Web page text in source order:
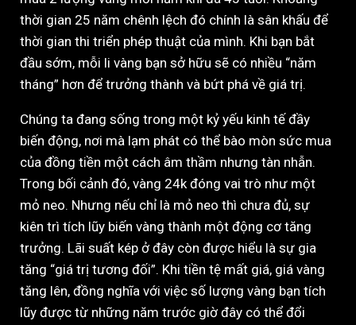
thời gian 25 năm chênh lệch đó chính là sân khấu để
thời gian thi triển phép thuật của mình. Khi bạn bắt
đầu sớm, mỗi li vàng bạn sở hữu sẽ có nhiều “năm
tháng” hơn để trưởng thành và bứt phá về giá trị.
Chúng ta đang sống trong một kỷ yếu kinh tế đầy
biến động, nơi mà lạm phát có thể bào mòn sức mua
của đồng tiền một cách âm thầm nhưng tàn nhẫn.
Trong bối cảnh đó, vàng 24k đóng vai trò như một
mỏ neo. Nhưng nếu chỉ là mỏ neo thì chưa đủ, sự
kiên trì tích lũy biến vàng thành một động cơ tăng
trưởng. Lãi suất kép ở đây còn được hiểu là sự gia
tăng “giá trị tương đối”. Khi tiền tệ mất giá, giá vàng
tăng lên, đồng nghĩa với việc số lượng vàng bạn tích
lũy được từ những năm trước giờ đây có thể đổi